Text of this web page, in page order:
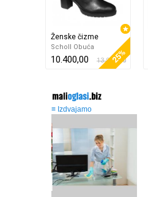
Ženske čizme
Scholl Obuća
10.400,00 13.900,00
25%